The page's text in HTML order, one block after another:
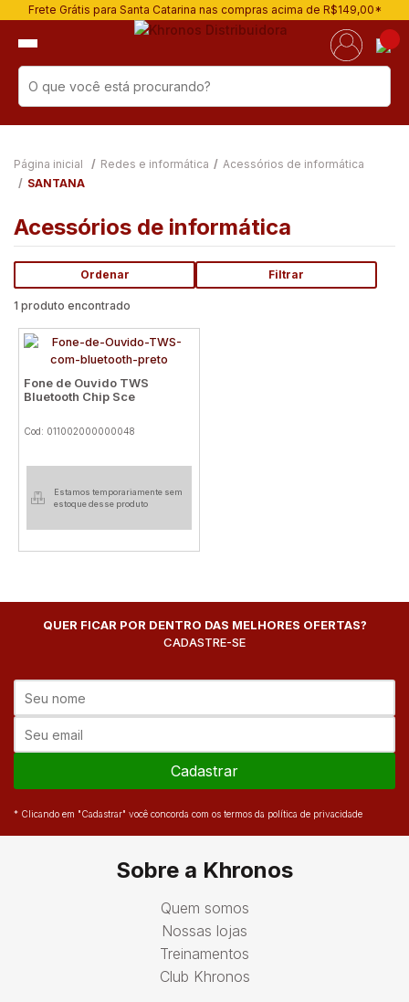
Frete Grátis para Santa Catarina nas compras acima de R$149,00*
Página inicial Redes e informática
Acessórios de informática
SANTANA
Acessórios de informática
Ordenar Filtrar
1 produto encontrado
Fone de Ouvido TWS
Bluetooth Chip Sce
Cod: 011002000000048
Estamos temporariamente sem
estoque desse produto
QUER FICAR POR DENTRO DAS MELHORES OFERTAS?
CADASTRE-SE
Cadastrar
* Clicando em "Cadastrar" você concorda com os termos da política de privacidade
Sobre a Khronos
Quem somos
Nossas lojas
Treinamentos
Club Khronos